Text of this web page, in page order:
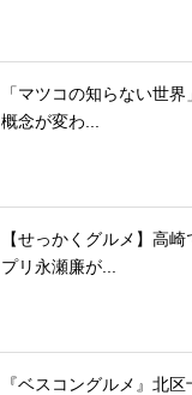
「マツコの知らない世界
概念が変わ...
【せっかくグルメ】高
プリ永瀬廉が...
『ベスコングルメ』北